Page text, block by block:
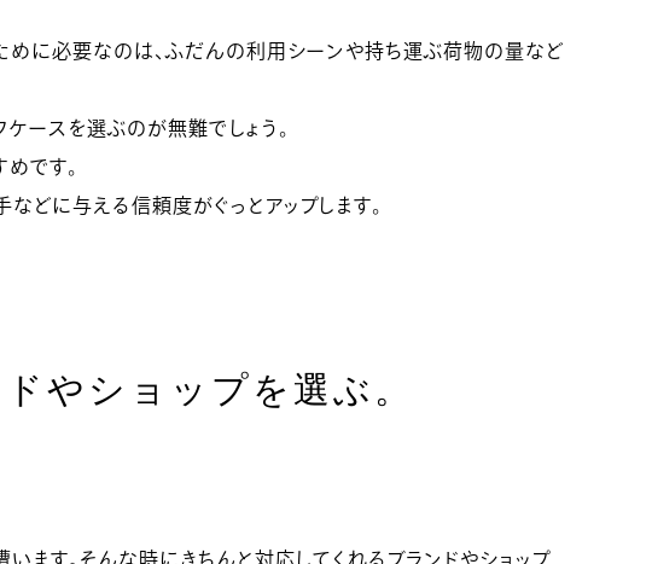
めに必要なのは、ふだんの利用シーンや持ち運ぶ荷物の量など
ースを選ぶのが無難でしょう。
です。
どに与える信頼度がぐっとアップします。
やショップを選ぶ。
ます。そんな時にきちんと対応してくれるブランドやショップ